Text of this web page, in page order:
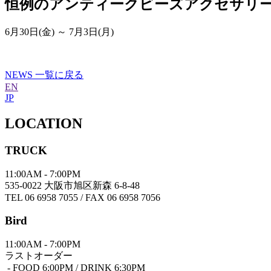
恒例のアンティークビーズアクセサリ
6月30日(金) ～ 7月3日(月)
NEWS 一覧に戻る
EN
JP
LOCATION
TRUCK
11:00AM - 7:00PM
535-0022 大阪市旭区新森 6-8-48
TEL 06 6958 7055 / FAX 06 6958 7056
Bird
11:00AM - 7:00PM
ラストオーダー
- FOOD 6:00PM / DRINK 6:30PM